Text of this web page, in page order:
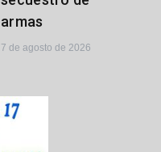
armas
7 de agosto de 2026